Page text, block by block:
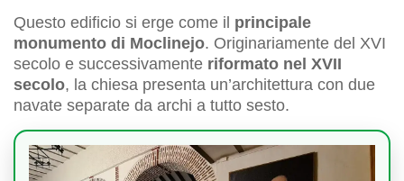
Questo edificio si erge come il principale
monumento di Moclinejo. Originariamente del XVI
secolo e successivamente riformato nel XVII
secolo, la chiesa presenta un’architettura con due
navate separate da archi a tutto sesto.